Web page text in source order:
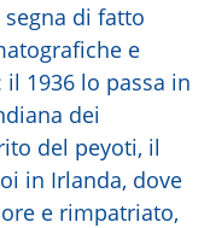
di fatto
e
1936 lo passa in
dei
del peyoti, il
in Irlanda, dove
e rimpatriato,